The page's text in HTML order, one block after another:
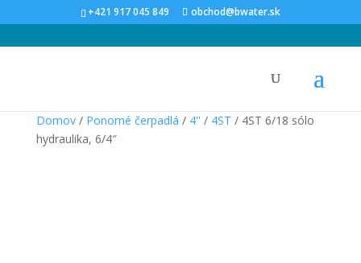
+421 917 045 849 obchod@bwater.sk
Domov/ Ponorné čerpadlá / 4'' / 4ST / 4ST 6/18 sólo
hydraulika, 6/4″